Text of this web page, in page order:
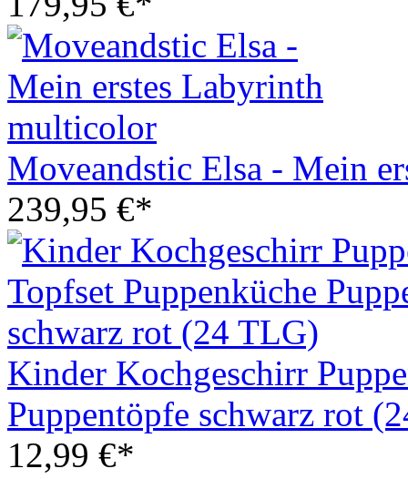
Moveandstic Elsa - Mein
239,95 €*
Kinder Kochgeschirr
Puppentöpfe schwarz rot
12,99 €*